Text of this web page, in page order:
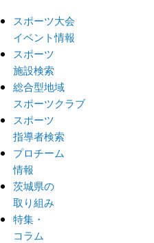
スポーツ大会
イベント情報
スポーツ
施設検索
総合型地域
スポーツクラブ
スポーツ
指導者検索
プロチーム
情報
茨城県の
取り組み
特集・
コラム